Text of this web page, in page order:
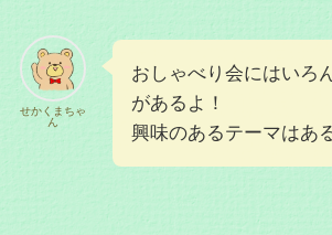
せかくまちゃ
ん
おしゃべり会にはいろ
があるよ！
興味のあるテーマはあ